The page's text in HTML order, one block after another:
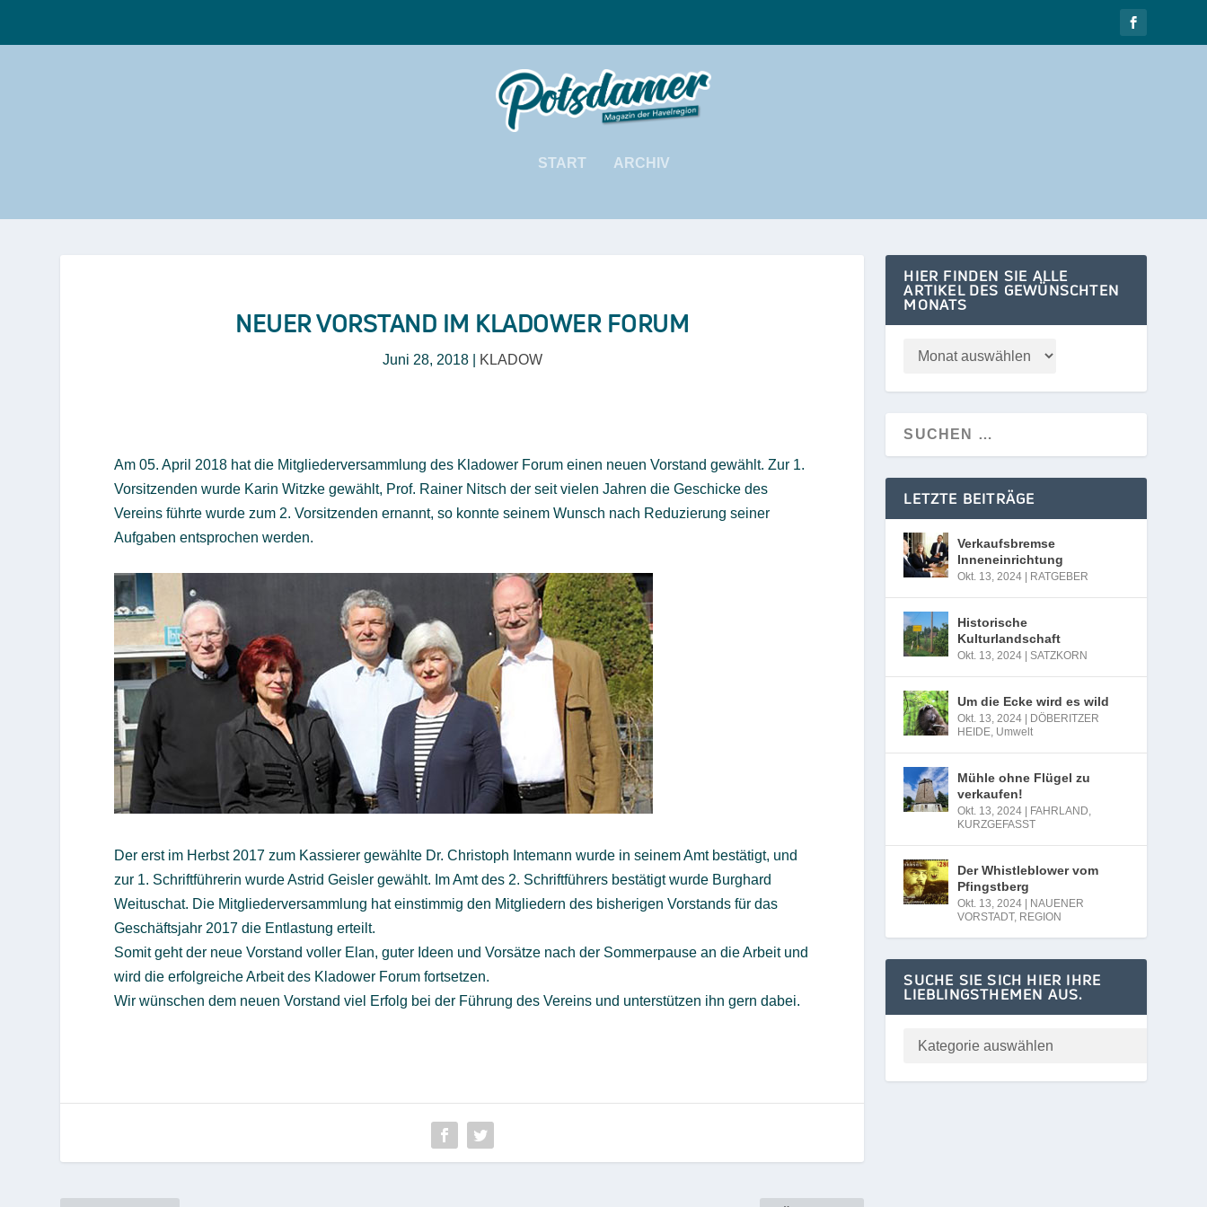
START ARCHIV
NEUER VORSTAND IM KLADOWER FORUM
Juni 28, 2018| KLADOW
Am 05. April 2018 hat die Mitgliederversammlung des Kladower Forum einen neuen Vorstand gewählt. Zur 1.
Vorsitzenden wurde Karin Witzke gewählt, Prof. Rainer Nitsch der seit vielen Jahren die Geschicke des
Vereins führte wurde zum 2. Vorsitzenden ernannt, so konnte seinem Wunsch nach Reduzierung seiner
Aufgaben entsprochen werden.
Der erst im Herbst 2017 zum Kassierer gewählte Dr. Christoph Intemann wurde in seinem Amt bestätigt, und
zur 1. Schriftführerin wurde Astrid Geisler gewählt. Im Amt des 2. Schriftführers bestätigt wurde Burghard
Weituschat. Die Mitgliederversammlung hat einstimmig den Mitgliedern des bisherigen Vorstands für das
Geschäftsjahr 2017 die Entlastung erteilt.
Somit geht der neue Vorstand voller Elan, guter Ideen und Vorsätze nach der Sommerpause an die Arbeit und
wird die erfolgreiche Arbeit des Kladower Forum fortsetzen.
Wir wünschen dem neuen Vorstand viel Erfolg bei der Führung des Vereins und unterstützen ihn gern dabei.
HIER FINDEN SIE ALLE
ARTIKEL DES GEWÜNSCHTEN
MONATS
LETZTE BEITRÄGE
Verkaufsbremse
Inneneinrichtung
Okt. 13, 2024 RATGEBER
Historische
Kulturlandschaft
Okt. 13, 2024 |SATZKORN
Um die Ecke wird es wild
Okt. 13, 2024
DÖBERITZER
HEIDE, Umwelt
Mühle ohne Flügel zu
verkaufen!
Okt. 13, 2024 FAHRLAND,
KURZGEFASST
Der Whistleblower vom
Pfingstberg
Okt. 13, 2024
NAUENER
VORSTADT, REGION
SUCHE SIE SICH HIER IHRE
LIEBLINGSTHEMEN AUS.